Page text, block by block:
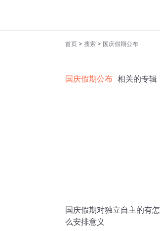
首页 > 搜索 > 国庆假期公布
国庆假期公布 相关的专辑
国庆假期对独立自主的有怎
么安排意义